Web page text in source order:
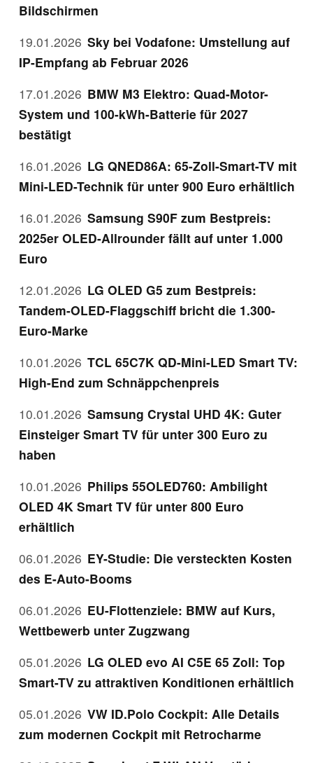
Bildschirmen
19.01.2026 Sky bei Vodafone: Umstellung auf
IP-Empfang ab Februar 2026
17.01.2026 BMW M3 Elektro: Quad-Motor-
System und 100-kWh-Batterie für 2027
bestätigt
16.01.2026 LG QNED86A: 65-Zoll-Smart-TV mit
Mini-LED-Technik für unter 900 Euro erhältlich
16.01.2026 Samsung S90F zum Bestpreis:
2025er OLED-Allrounder fällt auf unter 1.000
Euro
12.01.2026 LG OLED G5 zum Bestpreis:
Tandem-OLED-Flaggschiff bricht die 1.300-
Euro-Marke
10.01.2026 TCL 65C7K QD-Mini-LED Smart TV:
High-End zum Schnäppchenpreis
10.01.2026 Samsung Crystal UHD 4K: Guter
Einsteiger Smart TV für unter 300 Euro zu
haben
10.01.2026 Philips 55OLED760: Ambilight
OLED 4K Smart TV für unter 800 Euro
erhältlich
06.01.2026 EY-Studie: Die versteckten Kosten
des E-Auto-Booms
06.01.2026 EU-Flottenziele: BMW auf Kurs,
Wettbewerb unter Zugzwang
05.01.2026 LG OLED evo AI C5E 65 Zoll: Top
Smart-TV zu attraktiven Konditionen erhältlich
05.01.2026 VW ID.Polo Cockpit: Alle Details
zum modernen Cockpit mit Retrocharme